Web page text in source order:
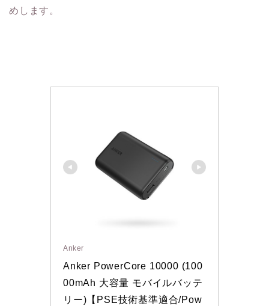
めします。
Anker
Anker PowerCore 10000 (100
00mAh 大容量 モバイルバッテ
リー)【PSE技術基準適合/Pow